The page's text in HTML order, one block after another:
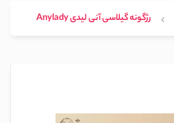
رژگونه گیلاسی آنی لیدی Anylady